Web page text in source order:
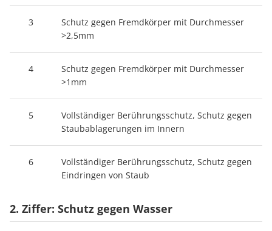
3
Schutz gegen Fremdkörper mit Durchmesser
>2,5mm
4
Schutz gegen Fremdkörper mit Durchmesser
>1mm
5
Vollständiger Berührungsschutz, Schutz gegen
Staubablagerungen im Innern
6
Vollständiger Berührungsschutz, Schutz gegen
Eindringen von Staub
2. Ziffer: Schutz gegen Wasser